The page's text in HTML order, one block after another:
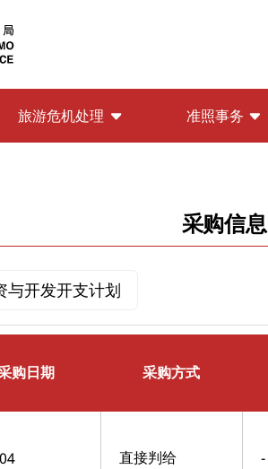
旅游危机处理 准照事务
采购信息
与开发开支计划
购日期 采购方式
直接判给 -